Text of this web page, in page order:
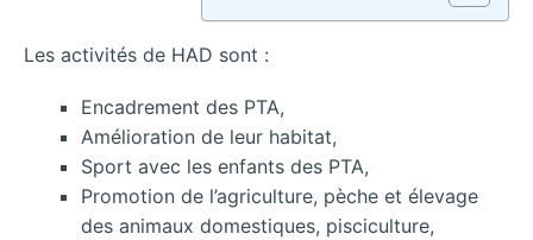
Les activités de HAD sont :
Encadrement des PTA,
Amélioration de leur habitat,
Sport avec les enfants des PTA,
Promotion de l’agriculture, pèche et élevage
des animaux domestiques, pisciculture,